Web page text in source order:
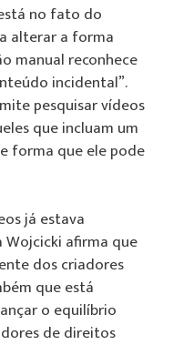
no fato do
alterar a forma
manual reconhece
incidental”.
pesquisar vídeos
que incluam um
forma que ele pode
já estava
Wojcicki afirma que
dos criadores
que está
o equilíbrio
de direitos